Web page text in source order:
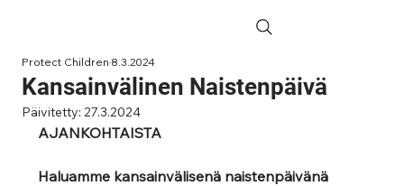
Kansainvälinen Naistenpäivä
Protect Children8.3.2024
Päivitetty:27.3.2024
AJANKOHTAISTA
Haluamme kansainvälisenä naistenpäivänä